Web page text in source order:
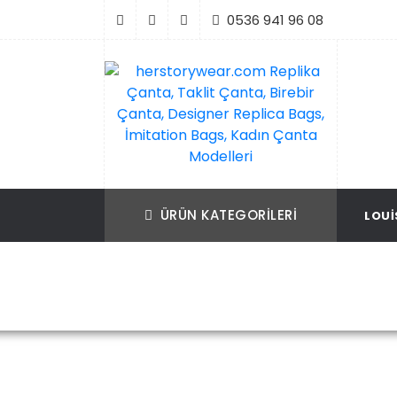
0536 941 96 08
İmitation Bags, Kadın Çanta Modelleri
ÜRÜN KATEGORILERI